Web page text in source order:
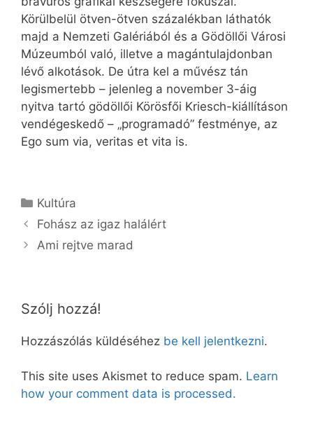
Körülbelül ötven-ötven százalékban láthatók
majd a Nemzeti Galériából és a Gödöllői Városi
Múzeumból való, illetve a magántulajdonban
lévő alkotások. De útra kel a művész tán
legismertebb – jelenleg a november 3-áig
nyitva tartó gödöllői Körösfői Kriesch-kiállításon
vendégeskedő – „programadó” festménye, az
Ego sum via, veritas et vita is.
Kategória
Kultúra
Fohász az igaz halálért
Ami rejtve marad
Szólj hozzá!
Hozzászólás küldéséhez be kell jelentkezni.
This site uses Akismet to reduce spam. Learn
how your comment data is processed.